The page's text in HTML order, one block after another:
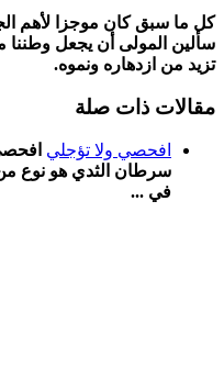
كل ما سبق كان موجزا لأهم
سألين المولى أن يجعل وطننا
تزيد من ازدهاره ونموه.
مقالات ذات صلة
افحصي ولا تؤجلي
سرطان الثدي هو نوع من
في ...